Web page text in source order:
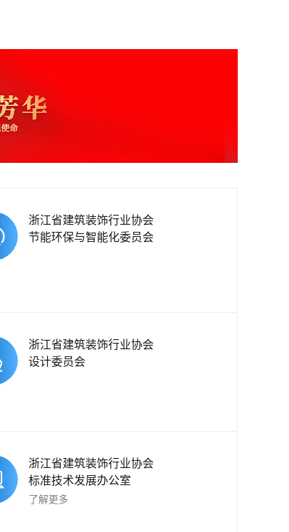
浙江省建筑装饰行业协会
节能环保与智能化委员会
浙江省建筑装饰行业协会
设计委员会
浙江省建筑装饰行业协会
标准技术发展办公室
了解更多